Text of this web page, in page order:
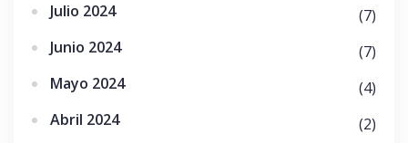
Julio 2024
(7)
Junio 2024
(7)
Mayo 2024
(4)
Abril 2024
(2)